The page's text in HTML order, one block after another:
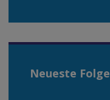
Neueste Folge